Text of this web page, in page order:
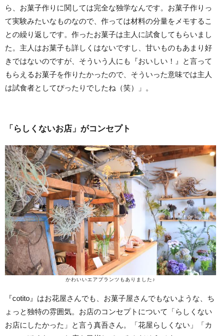
ら、お菓子作りに関しては完全な独学なんです。お菓子作りっ
て実験みたいなものなので、作っては材料の分量をメモするこ
との繰り返しです。作ったお菓子は主人に試食してもらいまし
た。主人はお菓子も詳しくはないですし、甘いものもあまり好
きではないのですが、そういう人にも『おいしい！』と言って
もらえるお菓子を作りたかったので、そういった意味では主人
は試食者としてぴったりでしたね（笑）」。
「らしくないお店」がコンセプト
かわいいエアプランツもありました♪
『cotito』はお花屋さんでも、お菓子屋さんでもないような、ち
ょっと独特の雰囲気。お店のコンセプトについて「らしくない
お店にしたかった」と言う真吾さん。「花屋らしくない」「カ